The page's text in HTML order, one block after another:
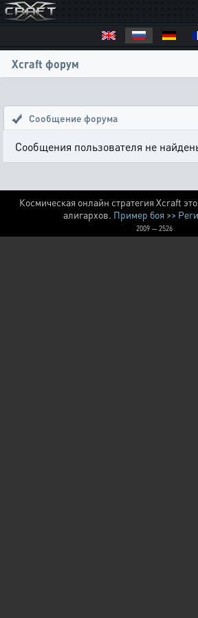
Xcraft форум
Сообщение форума
Сообщения пользователя не
Космическая онлайн стратегия Xcraft
алигархов. Пример боя >>
2009 — 2526